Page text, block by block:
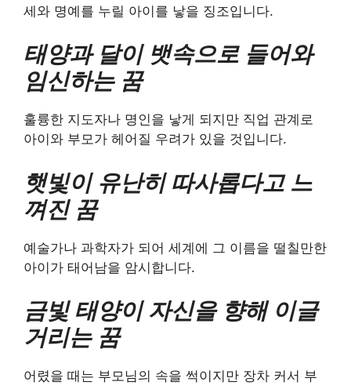
세와 명예를 누릴 아이를 낳을 징조입니다.
태양과 달이 뱃속으로 들어와
임신하는 꿈
훌륭한 지도자나 명인을 낳게 되지만 직업 관계로
아이와 부모가 헤어질 우려가 있을 것입니다.
햇빛이 유난히 따사롭다고 느
껴진 꿈
예술가나 과학자가 되어 세계에 그 이름을 떨칠만한
아이가 태어남을 암시합니다.
금빛 태양이 자신을 향해 이글
거리는 꿈
어렸을 때는 부모님의 속을 썩이지만 장차 커서 부